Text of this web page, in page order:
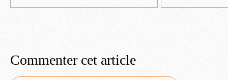
Commenter cet article